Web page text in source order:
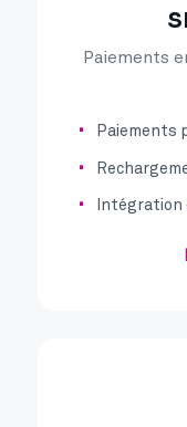
Paiements
Paiements
Intégration